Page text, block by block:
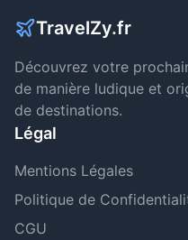
TravelZy.fr
Découvrez votre
de manière ludique et
de destinations.
Légal
Mentions Légales
Politique de
CGU